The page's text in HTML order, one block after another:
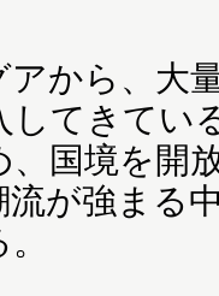
から、大
してきてい
国境を開
が強まる